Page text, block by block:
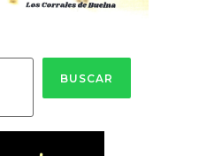
BUSCAR